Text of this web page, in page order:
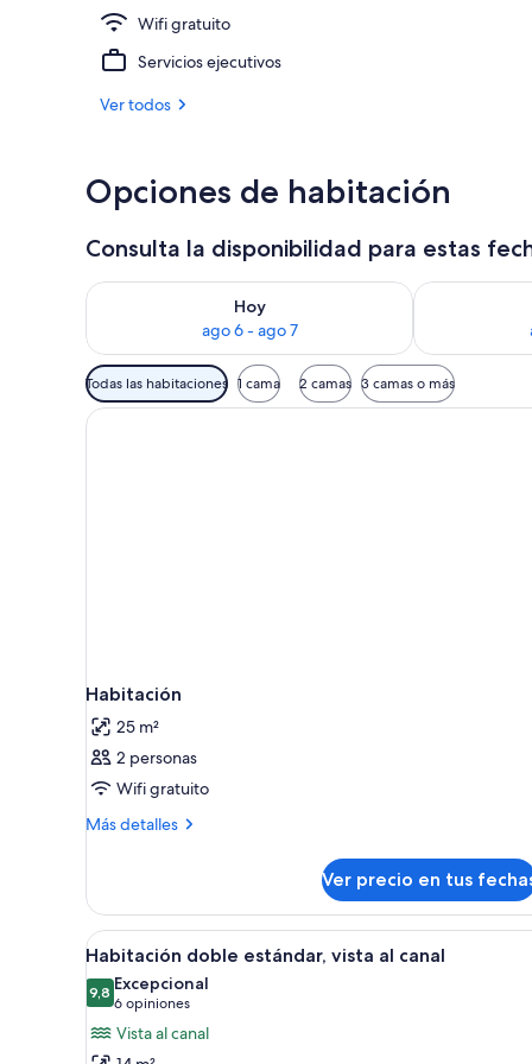
Wifi gratuito
Servicios ejecutivos
Ver todos
Opciones de habitación
Consulta la disponibilidad para estas
Hoy
ago 6 - ago 7
Consulta la disponibilidad para hoy ago 6 - ago 7
Consulta la
Filtros
disponibles
para
Todas las habitaciones 1 cama 2 camas 3 camas o más
Habitación
25 m²
2 personas
Wifi gratuito
Más detalles
Más
Ver precio en tus
Ver
todas
las
fotos
de
Habitación de hotel moderna
14
Habitación doble estándar, vista al canal
9,89,8 de 10
Excepcional
6 opiniones
(6
opiniones)
Vista al canal